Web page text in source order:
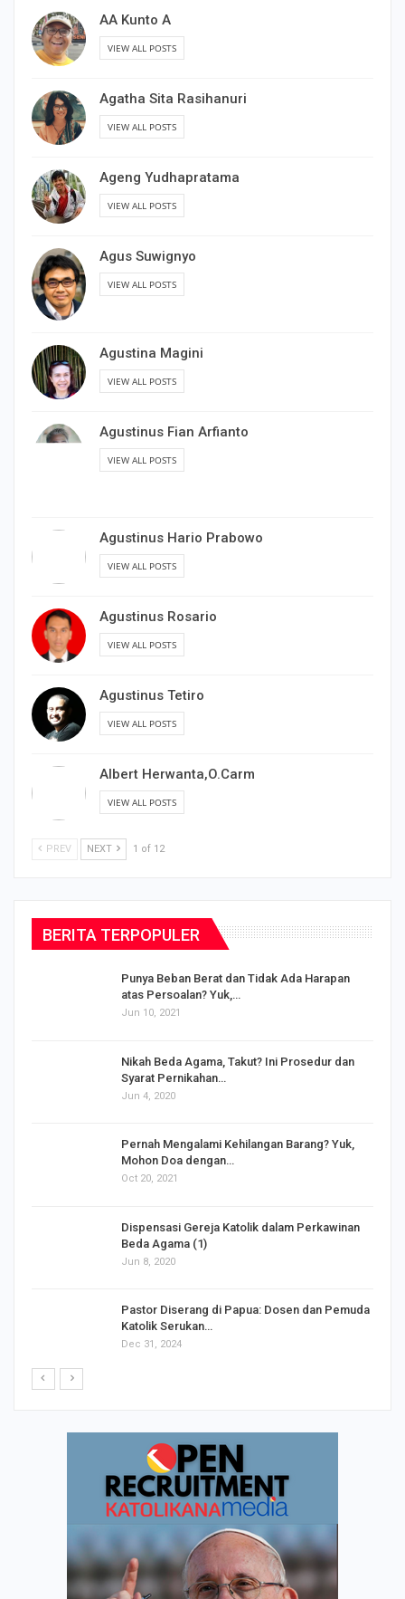
AA Kunto A
VIEW ALL POSTS
Agatha Sita Rasihanuri
VIEW ALL POSTS
Ageng Yudhapratama
VIEW ALL POSTS
Agus Suwignyo
VIEW ALL POSTS
Agustina Magini
VIEW ALL POSTS
Agustinus Fian Arfianto
VIEW ALL POSTS
Agustinus Hario Prabowo
VIEW ALL POSTS
Agustinus Rosario
VIEW ALL POSTS
Agustinus Tetiro
VIEW ALL POSTS
Albert Herwanta,O.Carm
VIEW ALL POSTS
PREV NEXT 1 of 12
BERITA TERPOPULER
Punya Beban Berat dan Tidak Ada Harapan
atas Persoalan? Yuk,…
Jun 10, 2021
Nikah Beda Agama, Takut? Ini Prosedur dan
Syarat Pernikahan…
Jun 4, 2020
Pernah Mengalami Kehilangan Barang? Yuk,
Mohon Doa dengan…
Oct 20, 2021
Dispensasi Gereja Katolik dalam Perkawinan
Beda Agama (1)
Jun 8, 2020
Pastor Diserang di Papua: Dosen dan Pemuda
Katolik Serukan…
Dec 31, 2024